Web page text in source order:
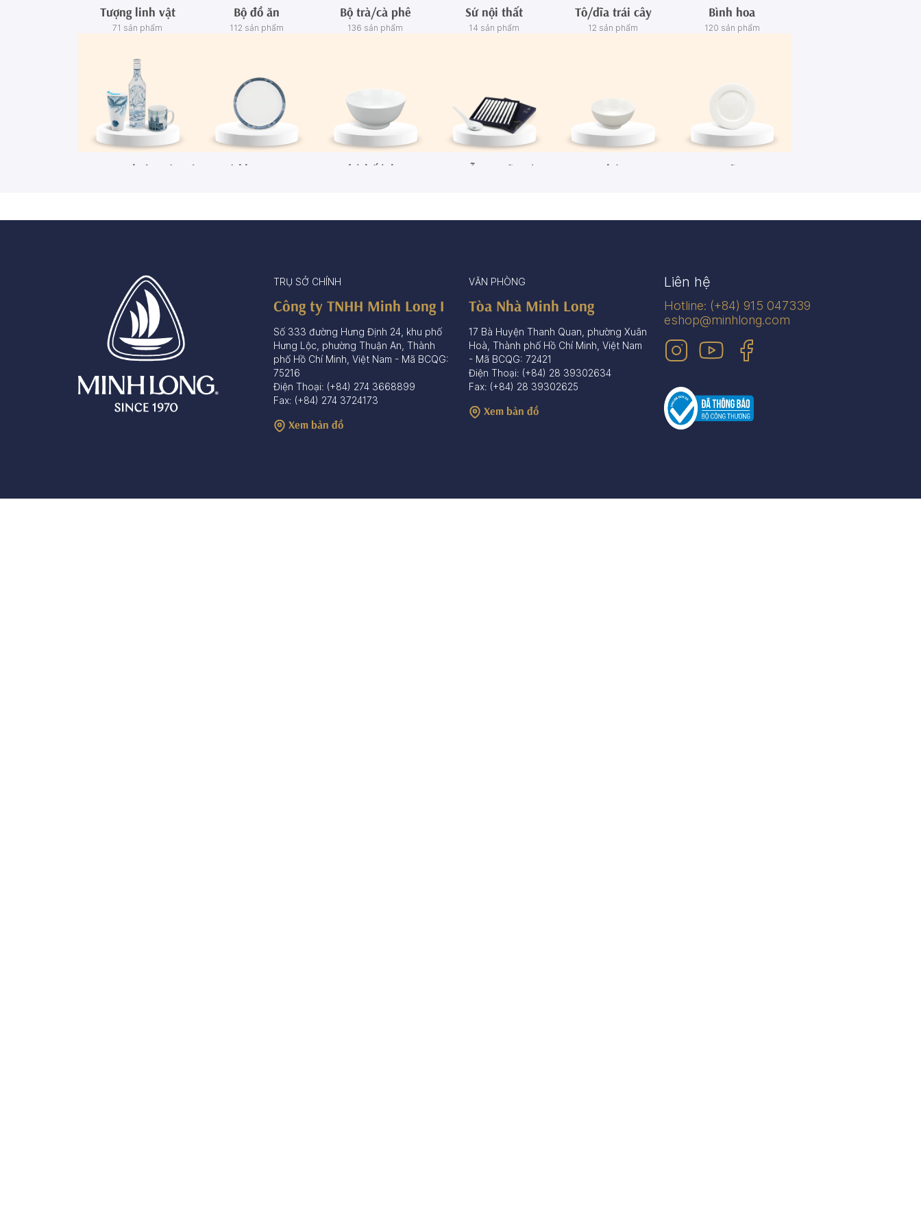
Tượng linh vật
71 sản phẩm
Bộ đồ ăn
112 sản phẩm
Bộ trà/cà phê
136 sản phẩm
Sứ nội thất
14 sản phẩm
Tô/dĩa trái cây
12 sản phẩm
Bình hoa
120 sản phẩm
Ca - Ly - Chai - Hộp sứ Bộ khay rượu Tô/Thố/Khay Muỗng - Đũa sứ Chén Dĩa
TRỤ SỞ CHÍNH
Công ty TNHH Minh Long I
Số 333 đường Hưng Định 24, khu phố
Hưng Lộc, phường Thuận An, Thành
phố Hồ Chí Minh, Việt Nam - Mã BCQG:
75216
Điện Thoại: (+84) 274 3668899
Fax: (+84) 274 3724173
Xem bản đồ
VĂN PHÒNG
Tòa Nhà Minh Long
17 Bà Huyện Thanh Quan, phường Xuân
Hoà, Thành phố Hồ Chí Minh, Việt Nam
- Mã BCQG: 72421
Điện Thoại: (+84) 28 39302634
Fax: (+84) 28 39302625
Xem bản đồ
Liên hệ
Hotline: (+84) 915 047339
eshop@minhlong.com